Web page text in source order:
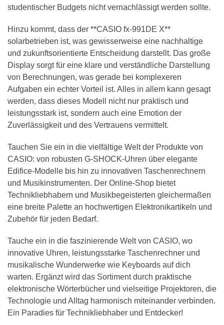
studentischer Budgets nicht vernachlässigt werden sollte.
Hinzu kommt, dass der **CASIO fx-991DE X**
solarbetrieben ist, was gewisserweise eine nachhaltige
und zukunftsorientierte Entscheidung darstellt. Das große
Display sorgt für eine klare und verständliche Darstellung
von Berechnungen, was gerade bei komplexeren
Aufgaben ein echter Vorteil ist. Alles in allem kann gesagt
werden, dass dieses Modell nicht nur praktisch und
leistungsstark ist, sondern auch eine Emotion der
Zuverlässigkeit und des Vertrauens vermittelt.
Tauchen Sie ein in die vielfältige Welt der Produkte von
CASIO: von robusten G-SHOCK-Uhren über elegante
Edifice-Modelle bis hin zu innovativen Taschenrechnern
und Musikinstrumenten. Der Online-Shop bietet
Technikliebhabern und Musikbegeisterten gleichermaßen
eine breite Palette an hochwertigen Elektronikartikeln und
Zubehör für jeden Bedarf.
Tauche ein in die faszinierende Welt von CASIO, wo
innovative Uhren, leistungsstarke Taschenrechner und
musikalische Wunderwerke wie Keyboards auf dich
warten. Ergänzt wird das Sortiment durch praktische
elektronische Wörterbücher und vielseitige Projektoren, die
Technologie und Alltag harmonisch miteinander verbinden.
Ein Paradies für Technikliebhaber und Entdecker!